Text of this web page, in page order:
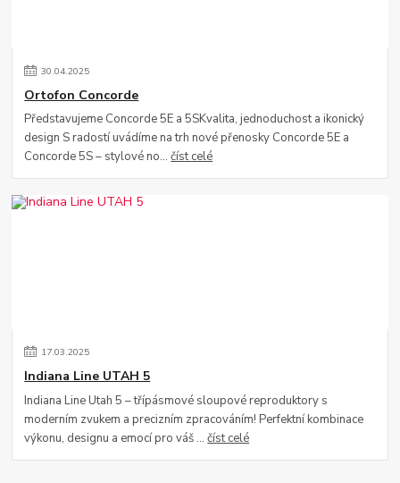
30.04.2025
Ortofon Concorde
Představujeme Concorde 5E a 5SKvalita, jednoduchost a ikonický
design S radostí uvádíme na trh nové přenosky Concorde 5E a
Concorde 5S – stylové no...číst celé
17.03.2025
Indiana Line UTAH 5
Indiana Line Utah 5 – třípásmové sloupové reproduktory s
moderním zvukem a precizním zpracováním! Perfektní kombinace
výkonu, designu a emocí pro váš ...číst celé